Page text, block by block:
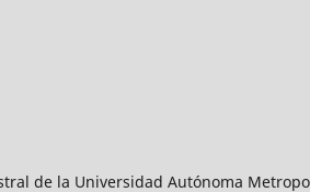
de la Universidad Autónoma